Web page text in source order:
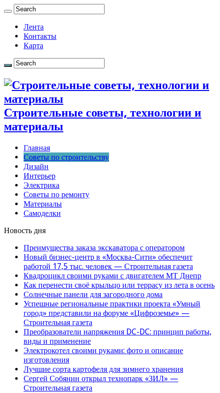
Лента
Контакты
Карта
Строительные советы, технологии и
материалы
Главная
Советы по строительству
Дизайн
Интерьер
Электрика
Советы по ремонту
Материалы
Самоделки
Новость дня
Преимущества заказа экскаватора с оператором
Новый бизнес-центр в «Москва-Сити» обеспечит
работой 17,5 тыс. человек — Строительная газета
Квадроцикл своими руками с двигателем МТ Днепр
Как перенести своё крыльцо или террасу из лета в осень
Солнечные панели для загородного дома
Успешные региональные практики проекта «Умный
город» представили на форуме «Цифроземье» —
Строительная газета
Преобразователи напряжения DC-DC: принцип работы,
виды и применение
Электрокотел своими руками: фото и описание
изготовления
Лучшие сорта картофеля для зимнего хранения
Сергей Собянин открыл технопарк «ЗИЛ» —
Строительная газета